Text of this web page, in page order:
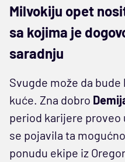
Milvokiju opet
sa kojima je
saradnju
Svugde može da
kuće. Zna dobro
period karijere proveo
se pojavila ta
ponudu ekipe iz